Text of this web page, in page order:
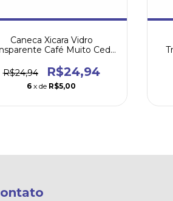
Caneca Xicara Vidro
Café Muito Cedo
R$24,94
R$24,94
6 x de R$5,00